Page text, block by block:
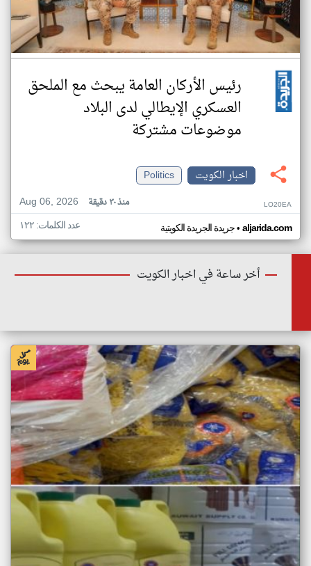
رئيس الأركان العامة يبحث مع الملحق
العسكري الإيطالي لدى البلاد
موضوعات مشتركة
اخبار الكويت
Politics
Aug 06, 2026
منذ ٣٠ دقيقة LO20EA
جريدة الجريدة الكويتية• aljarida.com عدد الكلمات: ١٢٢
أخر ساعة في اخبار الكويت